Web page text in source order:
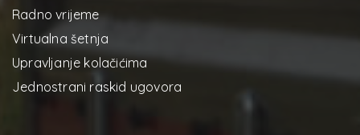
Radno vrijeme
Virtualna šetnja
Upravljanje kolačićima
Jednostrani raskid ugovora